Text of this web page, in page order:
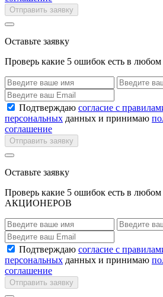
Отправить заявку
Оставьте заявку
Проверь какие 5 ошибок есть в
Подтверждаю согласие с
персональных данных и принимаю
соглашение
Отправить заявку
Оставьте заявку
Проверь какие 5 ошибок есть в любом
АКЦИОНЕРОВ
Подтверждаю согласие с
персональных данных и принимаю
соглашение
Отправить заявку